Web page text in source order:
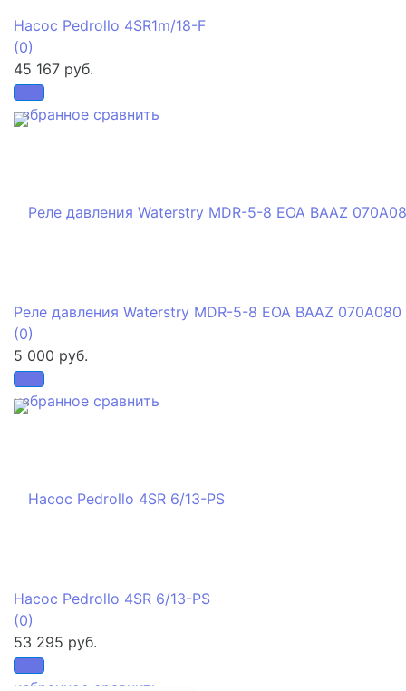
избранное сравнить
Насос Pedrollo 4SR1m/18-F
(0)
45 167 руб.
избранное сравнить
Реле давления Waterstry MDR-5-8 EOA BAAZ 070A080
(0)
5 000 руб.
избранное сравнить
Насос Pedrollo 4SR 6/13-PS
(0)
53 295 руб.